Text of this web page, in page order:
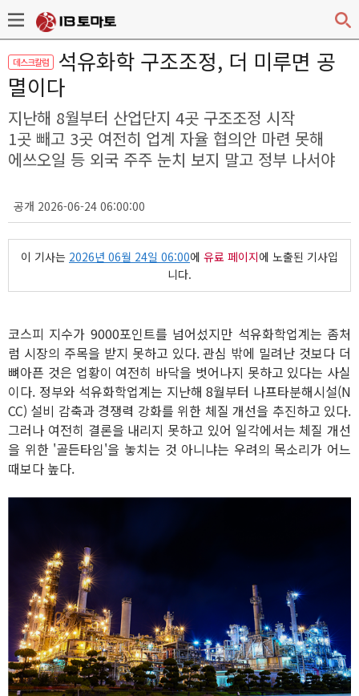
데스크칼럼
석유화학 구조조정, 더 미루면 공
멸이다
지난해 8월부터 산업단지 4곳 구조조정 시작
1곳 빼고 3곳 여전히 업계 자율 협의안 마련 못해
에쓰오일 등 외국 주주 눈치 보지 말고 정부 나서야
공개 2026-06-24 06:00:00
이 기사는 2026년 06월 24일 06:00에 유료 페이지에 노출된 기사입
니다.
코스피 지수가 9000포인트를 넘어섰지만 석유화학업계는 좀처
럼 시장의 주목을 받지 못하고 있다. 관심 밖에 밀려난 것보다 더
뼈아픈 것은 업황이 여전히 바닥을 벗어나지 못하고 있다는 사실
이다. 정부와 석유화학업계는 지난해 8월부터 나프타분해시설(N
CC) 설비 감축과 경쟁력 강화를 위한 체질 개선을 추진하고 있다.
그러나 여전히 결론을 내리지 못하고 있어 일각에서는 체질 개선
을 위한 '골든타임'을 놓치는 것 아니냐는 우려의 목소리가 어느
때보다 높다.